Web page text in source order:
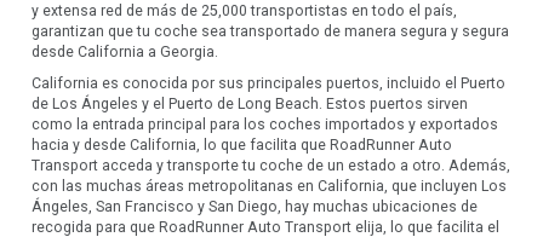
y extensa red de más de 25,000 transportistas en todo el país,
garantizan que tu coche sea transportado de manera segura y segura
desde California a Georgia.
California es conocida por sus principales puertos, incluido el Puerto
de Los Ángeles y el Puerto de Long Beach. Estos puertos sirven
como la entrada principal para los coches importados y exportados
hacia y desde California, lo que facilita que RoadRunner Auto
Transport acceda y transporte tu coche de un estado a otro. Además,
con las muchas áreas metropolitanas en California, que incluyen Los
Ángeles, San Francisco y San Diego, hay muchas ubicaciones de
recogida para que RoadRunner Auto Transport elija, lo que facilita el